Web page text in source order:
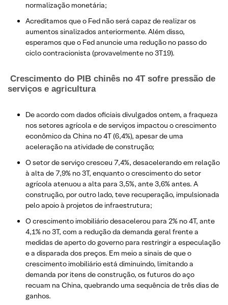
normalização monetária;
Acreditamos que o Fed não será capaz de realizar os
aumentos sinalizados anteriormente. Além disso,
esperamos que o Fed anuncie uma redução no passo do
ciclo contracionista (provavelmente no 3T19).
Crescimento do PIB chinês no 4T sofre pressão de
serviços e agricultura
De acordo com dados oficiais divulgados ontem, a fraqueza
nos setores agrícola e de serviços impactou o crescimento
econômico da China no 4T (6,4%), apesar de uma
aceleração na atividade de construção;
O setor de serviço cresceu 7,4%, desacelerando em relação
à alta de 7,9% no 3T, enquanto o crescimento do setor
agrícola atenuou a alta para 3,5%, ante 3,6% antes. A
construção, por outro lado, teve recuperação, impulsionada
pelo apoio à projetos de infraestrutura;
O crescimento imobiliário desacelerou para 2% no 4T, ante
4,1% no 3T, com a redução da demanda geral frente a
medidas de aperto do governo para restringir a especulação
e a disparada dos preços. Em meio a sinais de que o
crescimento imobiliário está diminuindo, limitando a
demanda por itens de construção, os futuros do aço
recuam na China, quebrando uma sequência de três dias de
ganhos.